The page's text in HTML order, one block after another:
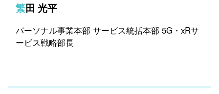
繁田 光平
パーソナル事業本部 サービス統括本部 5G・xRサ
ービス戦略部長